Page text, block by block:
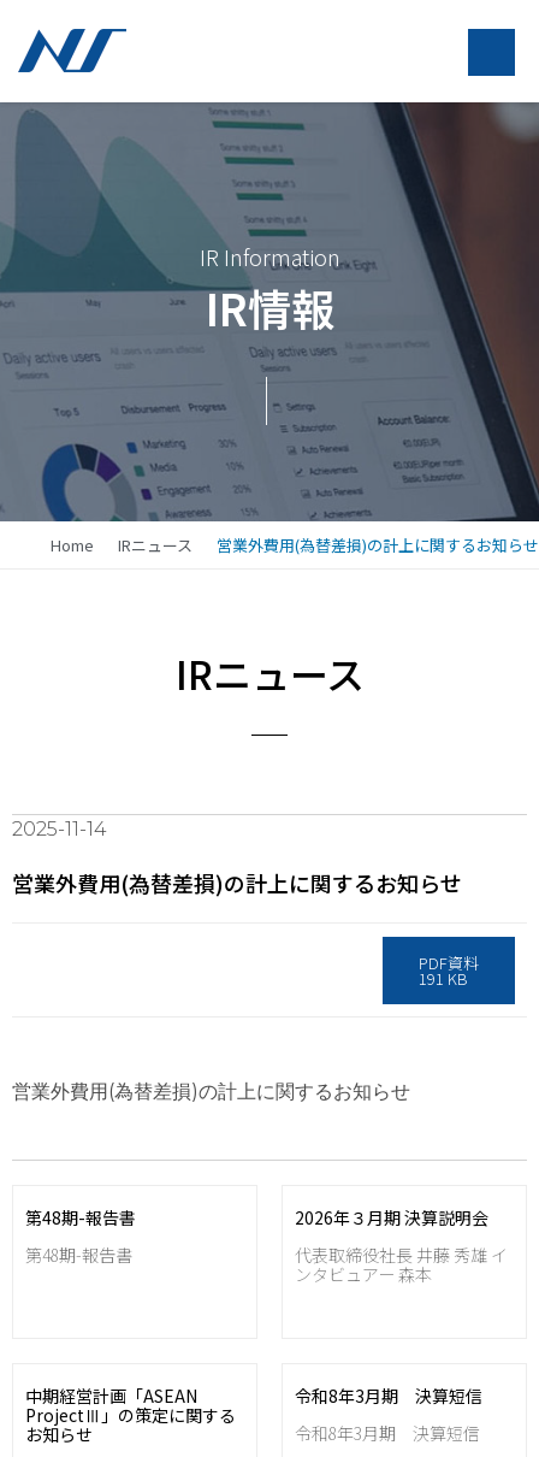
IR Information
IR情報
Home IRニュース 営業外費用(為替差損)の計上に関するお知らせ
IRニュース
2025-11-14
営業外費用(為替差損)の計上に関するお知らせ
PDF資料
191 KB
営業外費用(為替差損)の計上に関するお知らせ
第48期-報告書
第48期-報告書
2026年３月期 決算説明会
代表取締役社長 井藤 秀雄 イ
ンタビュアー 森本
中期経営計画「ASEAN
ProjectⅢ」の策定に関する
お知らせ
令和8年3月期 決算短信
令和8年3月期 決算短信